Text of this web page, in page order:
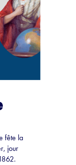
fête la
jour